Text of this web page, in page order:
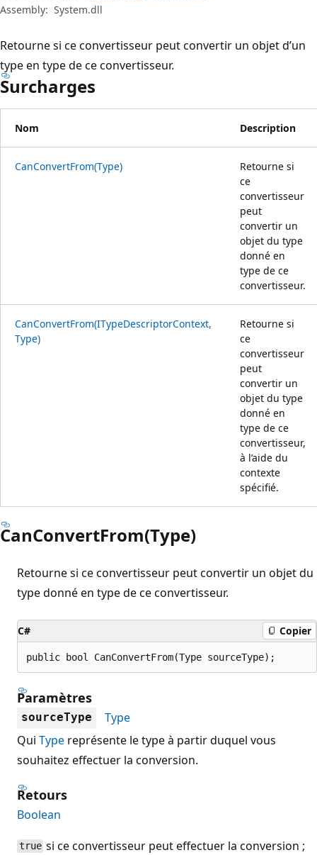
Assembly: System.dll
Retourne si ce convertisseur peut convertir un objet d’un
type en type de ce convertisseur.
Surcharges
Nom Description
CanConvertFrom(Type)
Retourne si
ce
convertisseur
peut
convertir un
objet du type
donné en
type de ce
convertisseur.
CanConvertFrom(ITypeDescriptorContext,
Type)
Retourne si
ce
convertisseur
peut
convertir un
objet du type
donné en
type de ce
convertisseur,
à l’aide du
contexte
spécifié.
CanConvertFrom(Type)
Retourne si ce convertisseur peut convertir un objet du
type donné en type de ce convertisseur.
C# Copier
public bool CanConvertFrom(Type sourceType);
Paramètres
sourceType
Type
Qui Type représente le type à partir duquel vous
souhaitez effectuer la conversion.
Retours
Boolean
true si ce convertisseur peut effectuer la conversion ;